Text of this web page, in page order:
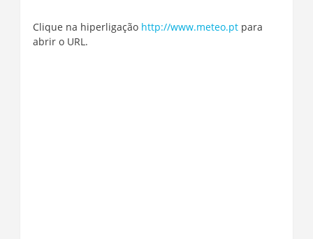
Clique na hiperligação http://www.meteo.ptpara
abrir o URL.